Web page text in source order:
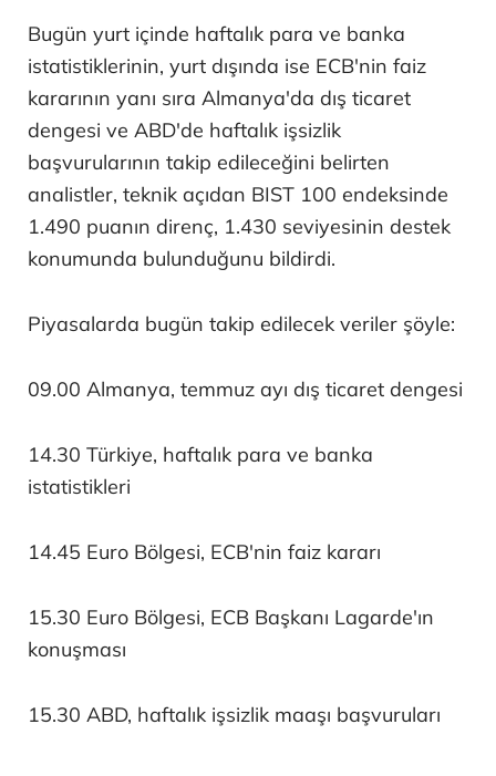
Bugün yurt içinde haftalık para ve banka
istatistiklerinin, yurt dışında ise ECB'nin faiz
kararının yanı sıra Almanya'da dış ticaret
dengesi ve ABD'de haftalık işsizlik
başvurularının takip edileceğini belirten
analistler, teknik açıdan BIST 100 endeksinde
1.490 puanın direnç, 1.430 seviyesinin destek
konumunda bulunduğunu bildirdi.
Piyasalarda bugün takip edilecek veriler şöyle:
09.00 Almanya, temmuz ayı dış ticaret dengesi
14.30 Türkiye, haftalık para ve banka
istatistikleri
14.45 Euro Bölgesi, ECB'nin faiz kararı
15.30 Euro Bölgesi, ECB Başkanı Lagarde'ın
konuşması
15.30 ABD, haftalık işsizlik maaşı başvuruları